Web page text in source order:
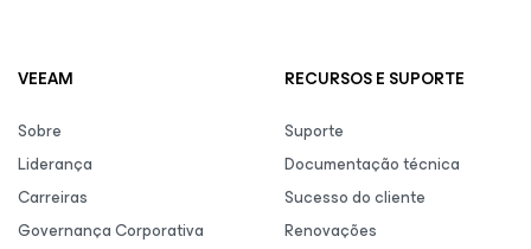
VEEAM
Sobre
Liderança
Carreiras
Governança Corporativa
RECURSOS E SUPORTE
Suporte
Documentação técnica
Sucesso do cliente
Renovações